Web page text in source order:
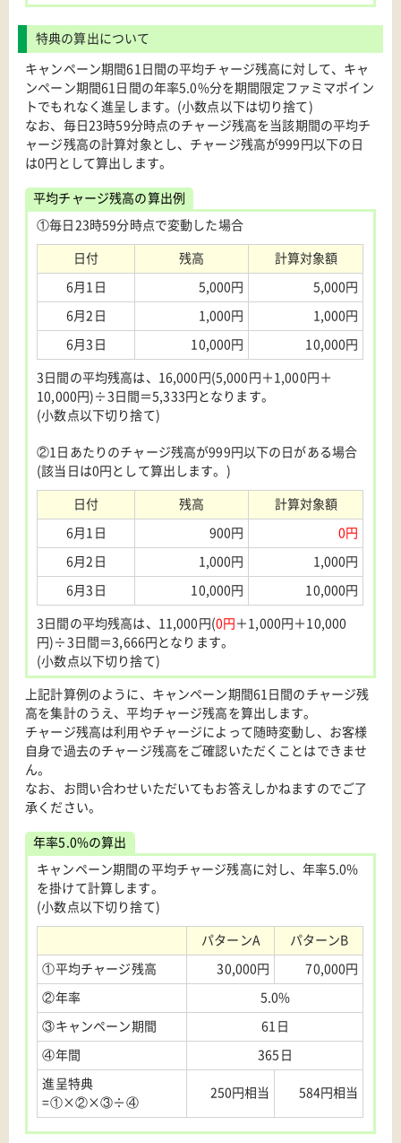
特典の算出について
キャンペーン期間61日間の平均チャージ残高に対して、キャ
ンペーン期間61日間の年率5.0%分を期間限定ファミマポイン
トでもれなく進呈します。(小数点以下は切り捨て)
なお、毎日23時59分時点のチャージ残高を当該期間の平均チ
ャージ残高の計算対象とし、チャージ残高が999円以下の日
は0円として算出します。
平均チャージ残高の算出例
①毎日23時59分時点で変動した場合
日付 残高 計算対象額
6月1日 5,000円 5,000円
6月2日 1,000円 1,000円
6月3日 10,000円 10,000円
3日間の平均残高は、16,000円(5,000円＋1,000円＋
10,000円)÷3日間＝5,333円となります。
(小数点以下切り捨て)
②1日あたりのチャージ残高が999円以下の日がある場合
(該当日は0円として算出します。)
日付 残高 計算対象額
6月1日 900円 0円
6月2日 1,000円 1,000円
6月3日 10,000円 10,000円
3日間の平均残高は、11,000円(0円 ＋1,000円＋10,000
円)÷3日間＝3,666円となります。
(小数点以下切り捨て)
上記計算例のように、キャンペーン期間61日間のチャージ残
高を集計のうえ、平均チャージ残高を算出します。
チャージ残高は利用やチャージによって随時変動し、お客様
自身で過去のチャージ残高をご確認いただくことはできませ
ん。
なお、お問い合わせいただいてもお答えしかねますのでご了
承ください。
年率5.0%の算出
キャンペーン期間の平均チャージ残高に対し、年率5.0%
を掛けて計算します。
(小数点以下切り捨て)
パターンA パターンB
①平均チャージ残高 30,000円 70,000円
②年率 5.0%
③キャンペーン期間 61日
④年間 365日
進呈特典
=①×②×③÷④
250円相当 584円相当